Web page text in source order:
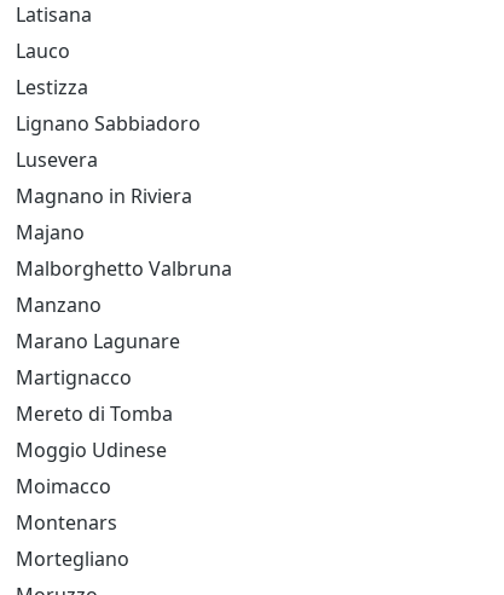
Latisana
Lauco
Lestizza
Lignano Sabbiadoro
Lusevera
Magnano in Riviera
Majano
Malborghetto Valbruna
Manzano
Marano Lagunare
Martignacco
Mereto di Tomba
Moggio Udinese
Moimacco
Montenars
Mortegliano